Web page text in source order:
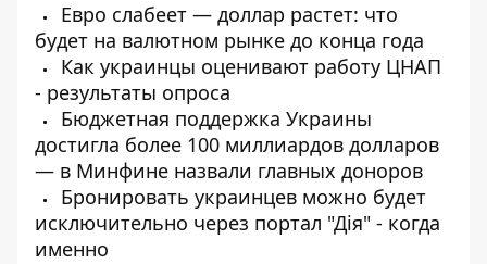
Евро слабеет — доллар растет: что
будет на валютном рынке до конца года
Как украинцы оценивают работу ЦНАП
- результаты опроса
Бюджетная поддержка Украины
достигла более 100 миллиардов долларов
— в Минфине назвали главных доноров
Бронировать украинцев можно будет
исключительно через портал "Дія" - когда
именно